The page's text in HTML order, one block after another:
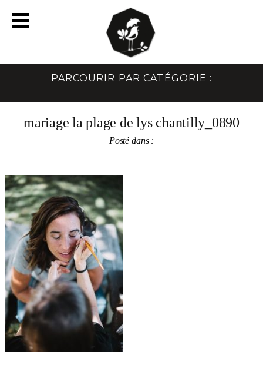
PARCOURIR PAR CATÉGORIE :
mariage la plage de lys chantilly_0890
Posté dans :